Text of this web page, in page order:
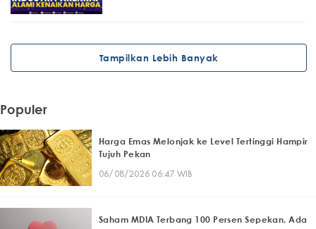
Tampilkan Lebih Banyak
Populer
Harga Emas Melonjak ke Level Tertinggi Hampir
Tujuh Pekan
06/08/2026 06:47 WIB
Saham MDIA Terbang 100 Persen Sepekan, Ada